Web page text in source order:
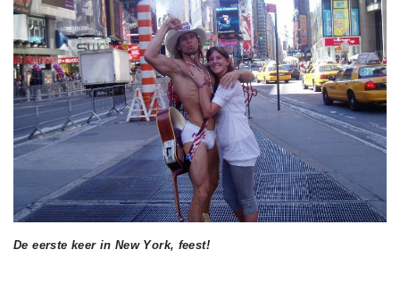
De eerste keer in New York, feest!